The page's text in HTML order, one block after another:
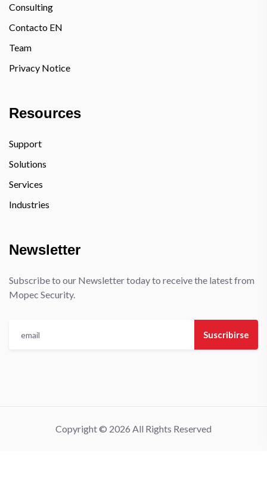
Consulting
Contacto EN
Team
Privacy Notice
Resources
Support
Solutions
Services
Industries
Newsletter
Subscribe to our Newsletter today to receive the latest from
Mopec Security.
Suscribirse
Copyright © 2026 All Rights Reserved